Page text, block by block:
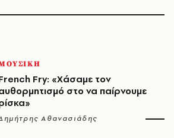
Fry: «Χάσαμε τον
στο να παίρνουμε
Αθανασιάδης